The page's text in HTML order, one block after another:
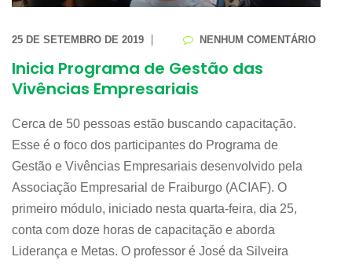
25 DE SETEMBRO DE 2019 NENHUM COMENTÁRIO
Inicia Programa de Gestão das
Vivências Empresariais
Cerca de 50 pessoas estão buscando capacitação.
Esse é o foco dos participantes do Programa de
Gestão e Vivências Empresariais desenvolvido pela
Associação Empresarial de Fraiburgo (ACIAF). O
primeiro módulo, iniciado nesta quarta-feira, dia 25,
conta com doze horas de capacitação e aborda
Liderança e Metas. O professor é José da Silveira